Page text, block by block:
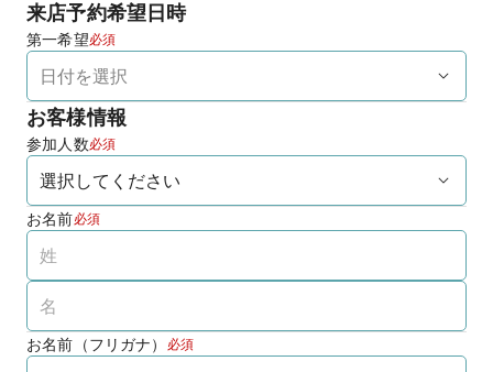
来店予約希望日時
第一希望必須
お客様情報
参加人数必須
お名前必須
お名前（フリガナ） 必須